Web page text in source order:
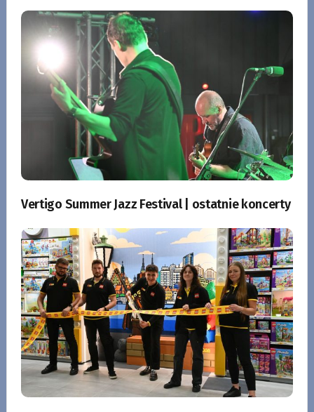
Vertigo Summer Jazz Festival | ostatnie koncerty